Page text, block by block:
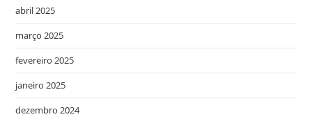
abril 2025
março 2025
fevereiro 2025
janeiro 2025
dezembro 2024